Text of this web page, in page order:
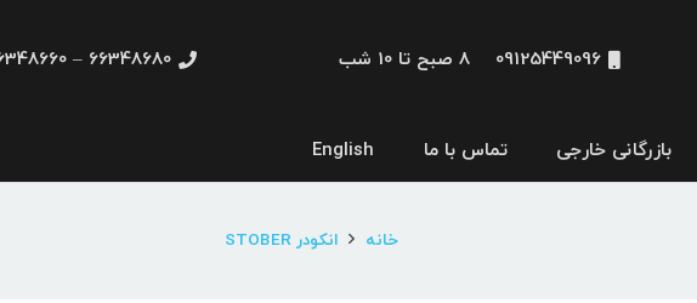
09125449096 8 صبح تا 10 شب 66348680 – 66348660
بازرگانی خارجی تماس با ما English
خانه انکودر STOBER